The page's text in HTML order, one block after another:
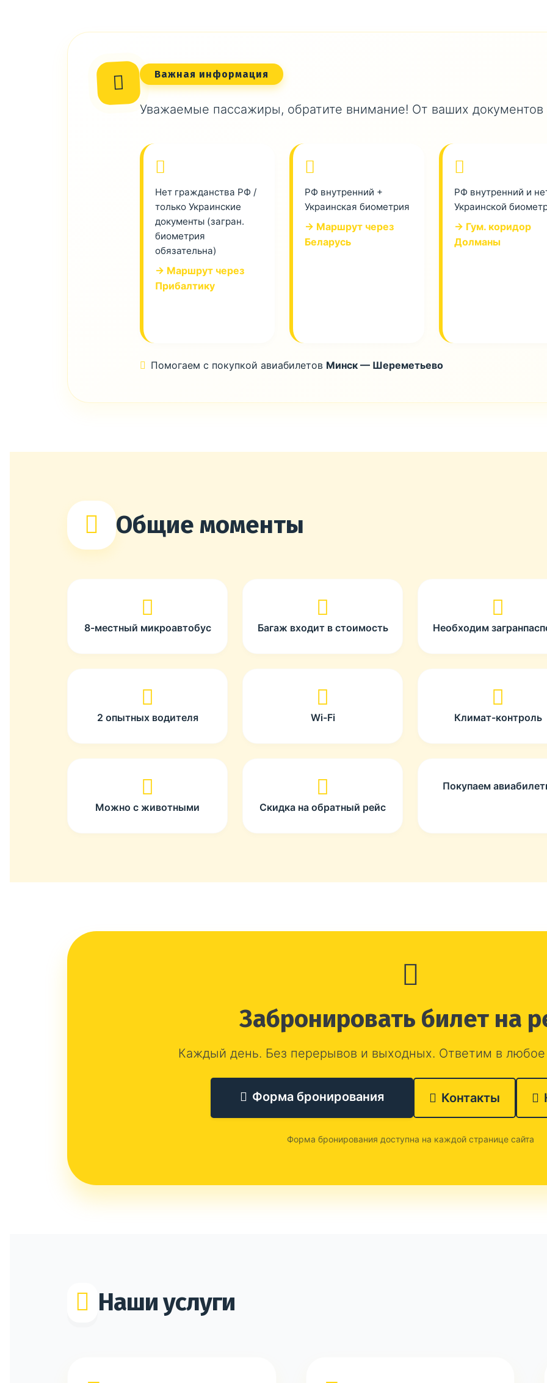
Важная информация
Уважаемые пассажиры, обратите внимание! От ваших
Нет гражданства РФ /
только Украинские
документы (загран.
биометрия
обязательна)
→ Маршрут через
Прибалтику
РФ внутренний +
Украинская биометрия
→ Маршрут через
Беларусь
РФ внутренний и
Украинской
→ Гум. коридор
Долманы
Помогаем с покупкой авиабилетов Минск — Шереметьево
Общие моменты
8-местный микроавтобус Багаж входит в стоимость Необходим
2 опытных водителя Wi-Fi Климат-контроль
Можно с животными Скидка на обратный рейс
Покупаем
Забронировать билет на
Каждый день. Без перерывов и выходных. Ответим в
Форма бронирования Контакты
Форма бронирования доступна на каждой странице сайта
Наши услуги